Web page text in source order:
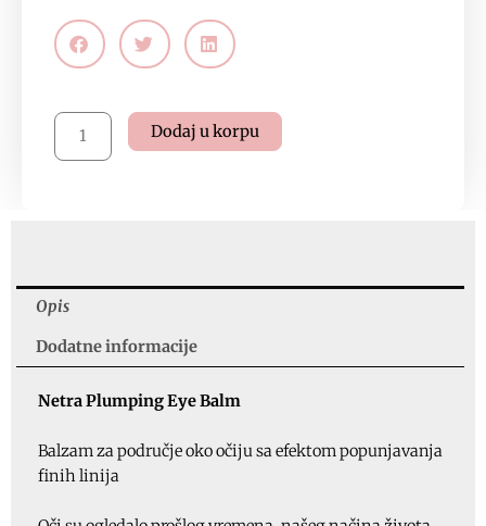
Netra
Plumping
količina
Dodaj u korpu
Opis
Dodatne informacije
Netra Plumping Eye Balm
Balzam za područje oko očiju sa efektom popunjavanja
finih linija